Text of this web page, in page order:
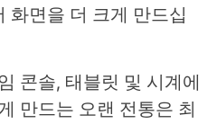
화면을 더 크게 만드십
콘솔, 태블릿 및 시계에
만드는 오랜 전통은 최